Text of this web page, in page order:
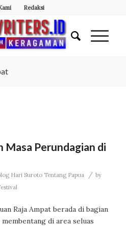
Redaksi
Masa Perundagian di
Hari Suroto Tentang Papua / by
Raja Ampat berada di bagian
di area seluas